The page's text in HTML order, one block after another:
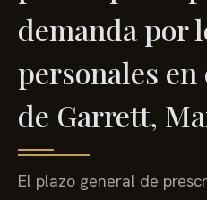
demanda por
personales
de Garrett,
El plazo general de